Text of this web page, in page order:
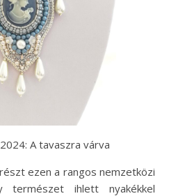
A tavaszra várva
ezen a rangos nemzetközi
természet ihlett nyakékkel